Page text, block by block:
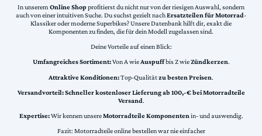
In unserem Online Shopprofitierst du nicht nur von der riesigen Auswahl, sondern
auch von einer intuitiven Suche. Du suchst gezielt nachErsatzteilen für Motorrad-
Klassiker oder moderne Superbikes? Unsere Datenbank hilft dir, exakt die
Komponenten zu finden, die für dein Modell zugelassen sind.
Deine Vorteile auf einen Blick:
Umfangreiches Sortiment:Von A wieAuspuffbis Z wieZündkerzen.
Attraktive Konditionen:Top-Qualitätzu besten Preisen.
Versandvorteil:Schneller kostenloser Lieferung ab 100,-€ bei Motorradteile
Versand.
Expertise:Wir kennen unsereMotorradteile Komponentenin- und auswendig.
Fazit: Motorradteile online bestellen war nie einfacher